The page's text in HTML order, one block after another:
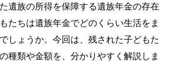
遺族の所得を保障する遺族年金の存在
たちは遺族年金でどのくらい生活をま
しょうか。今回は、残された子どもた
種類や金額を、分かりやすく解説しま